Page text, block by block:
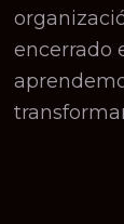
encerrado